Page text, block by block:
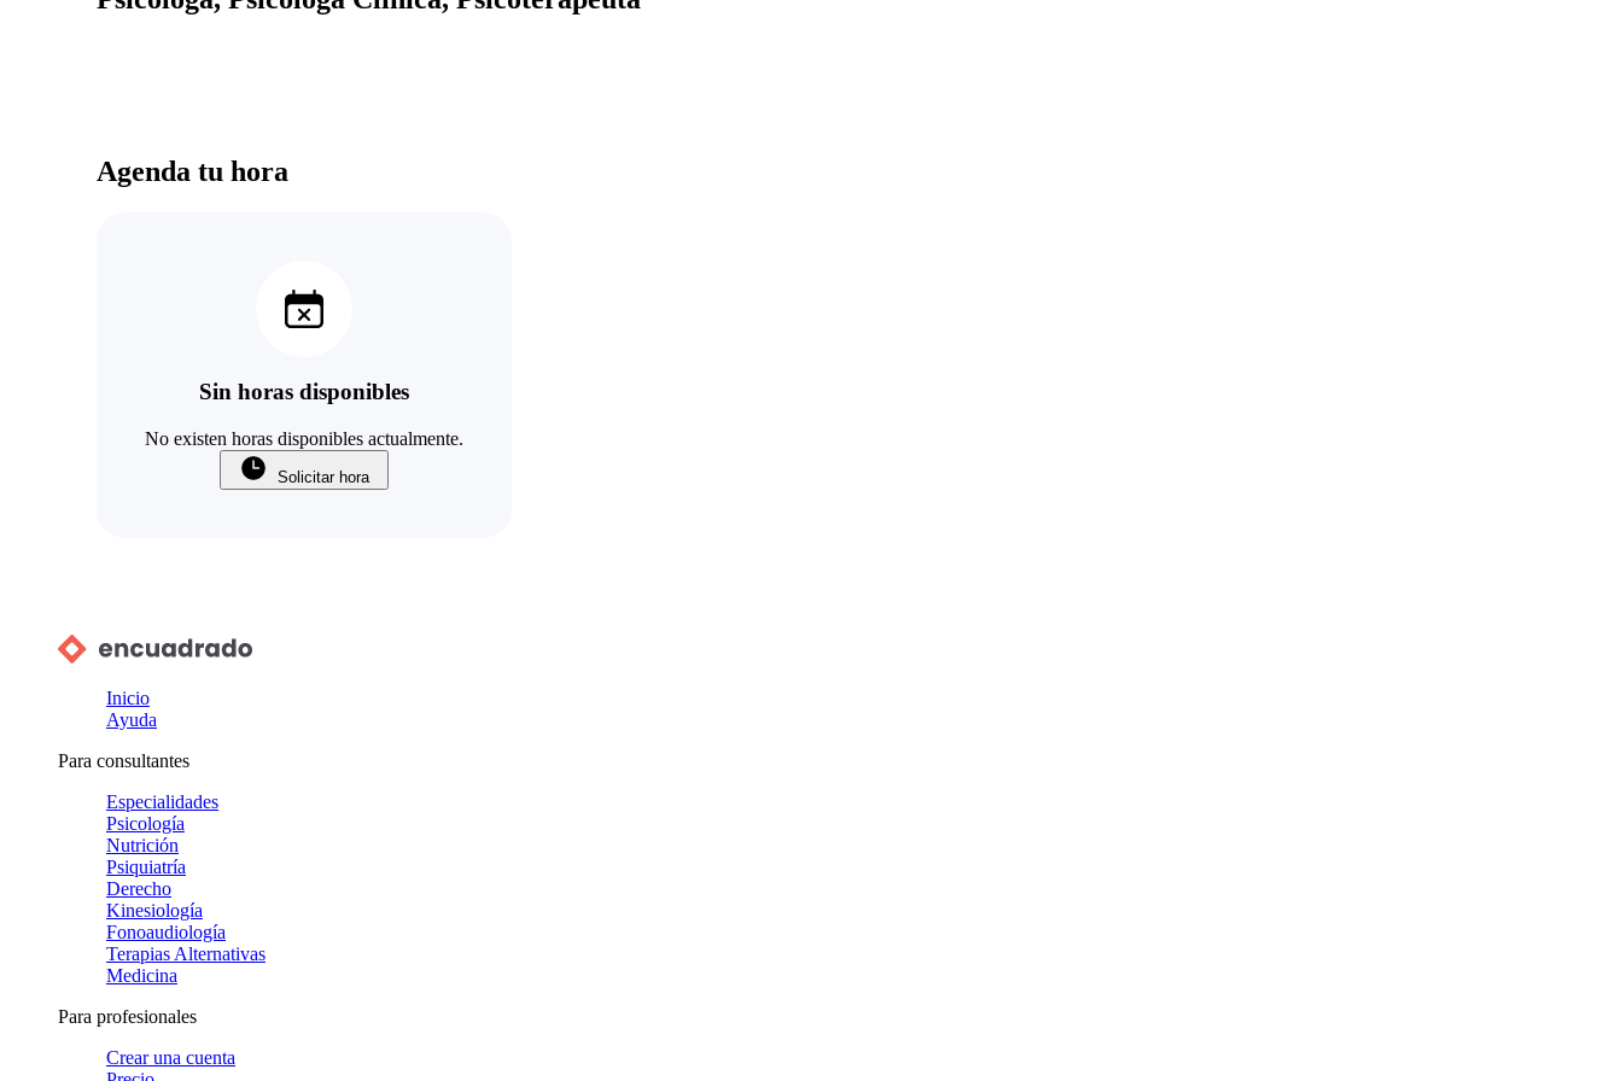
Agenda tu hora
Sin horas disponibles
No existen horas disponibles actualmente.
Solicitar hora
Inicio
Ayuda
Para consultantes
Especialidades
Psicología
Nutrición
Psiquiatría
Derecho
Kinesiología
Fonoaudiología
Terapias Alternativas
Medicina
Para profesionales
Crear una cuenta